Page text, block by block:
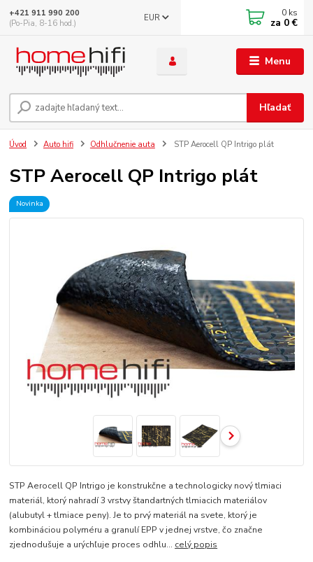
Menu
EUR
Hľadať
+421 911 990 200
(Po-Pia, 8-16 hod.)
0 ks
za 0 €
Úvod Auto hifi Odhlučnenie auta STP Aerocell QP Intrigo plát
STP Aerocell QP Intrigo plát
Novinka
STP Aerocell QP Intrigo je konstrukčne a technologicky nový tlmiaci
materiál, ktorý nahradí 3 vrstvy štandartných tlmiacich materiálov
(alubutyl + tlmiace peny). Je to prvý materiál na svete, ktorý je
kombináciou polyméru a granulí EPP v jednej vrstve, čo značne
zjednodušuje a urýchľuje proces odhlu... celý popis